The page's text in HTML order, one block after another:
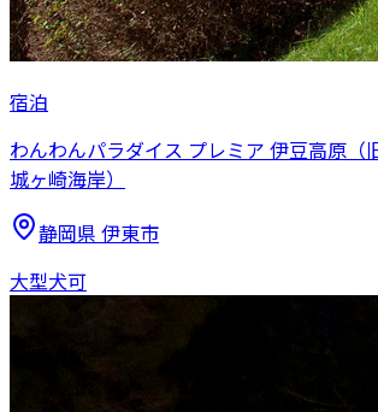
宿泊
わんわんパラダイス プレミア 伊豆高原（
城ヶ崎海岸）
静岡県 伊東市
大型犬可